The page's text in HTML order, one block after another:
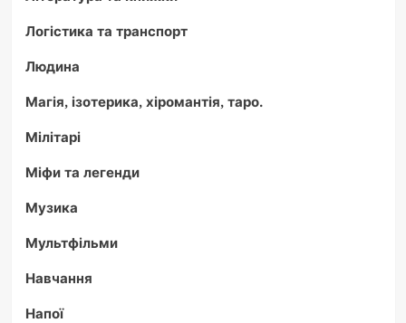
Логістика та транспорт
Людина
Магія, ізотерика, хіромантія, таро.
Мілітарі
Міфи та легенди
Музика
Мультфільми
Навчання
Напої